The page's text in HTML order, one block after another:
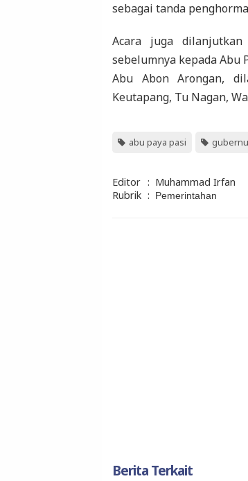
sebagai tanda
Acara juga
sebelumnya kepada Abu
Abu Abon Arongan,
Keutapang, Tu Nagan,
abu paya pasi
Editor : Muhammad Irfan
Rubrik : Pemerintahan
Berita Terkait